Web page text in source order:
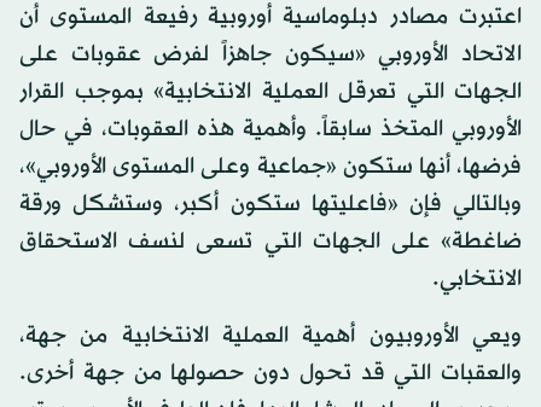
اعتبرت مصادر دبلوماسية أوروبية رفيعة المستوى أن
الاتحاد الأوروبي «سيكون جاهزاً لفرض عقوبات على
الجهات التي تعرقل العملية الانتخابية» بموجب القرار
الأوروبي المتخذ سابقاً. وأهمية هذه العقوبات، في حال
فرضها، أنها ستكون «جماعية وعلى المستوى الأوروبي»،
وبالتالي فإن «فاعليتها ستكون أكبر، وستشكل ورقة
ضاغطة» على الجهات التي تسعى لنسف الاستحقاق
الانتخابي.
ويعي الأوروبيون أهمية العملية الانتخابية من جهة،
والعقبات التي قد تحول دون حصولها من جهة أخرى.